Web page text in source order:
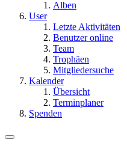
Alben
User
Letzte Aktivitäten
Benutzer online
Team
Trophäen
Mitgliedersuche
Kalender
Übersicht
Terminplaner
Spenden